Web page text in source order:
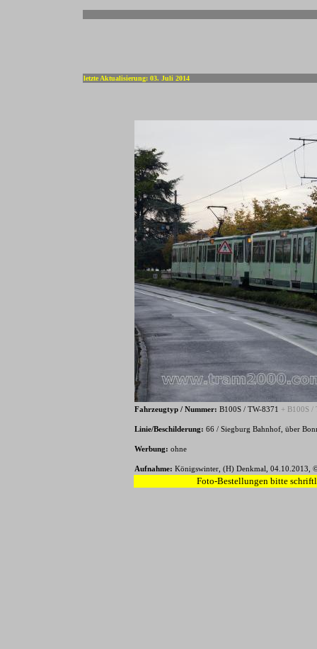
letzte Aktualisierung: 03. Juli 2014
Fahrzeugtyp / Nummer: B100S / TW-8371 + B100S /
Linie/Beschilderung: 66 / Siegburg Bahnhof, über
Werbung: ohne
Aufnahme: Königswinter, (H) Denkmal, 04.10.2013,
Foto-Bestellungen bitte